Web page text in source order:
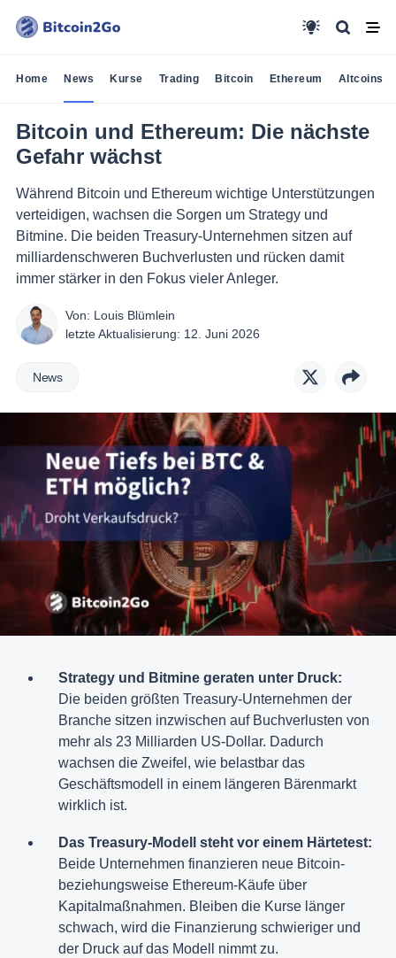
Home News Kurse Trading Bitcoin Ethereum Altcoins
Bitcoin und Ethereum: Die nächste
Gefahr wächst
Während Bitcoin und Ethereum wichtige Unterstützungen
verteidigen, wachsen die Sorgen um Strategy und
Bitmine. Die beiden Treasury-Unternehmen sitzen auf
milliardenschweren Buchverlusten und rücken damit
immer stärker in den Fokus vieler Anleger.
Von: Louis Blümlein
letzte Aktualisierung: 12. Juni 2026
News
Strategy und Bitmine geraten unter Druck:
Die beiden größten Treasury-Unternehmen der
Branche sitzen inzwischen auf Buchverlusten von
mehr als 23 Milliarden US-Dollar. Dadurch
wachsen die Zweifel, wie belastbar das
Geschäftsmodell in einem längeren Bärenmarkt
wirklich ist.
Das Treasury-Modell steht vor einem Härtetest:
Beide Unternehmen finanzieren neue Bitcoin-
beziehungsweise Ethereum-Käufe über
Kapitalmaßnahmen. Bleiben die Kurse länger
schwach, wird die Finanzierung schwieriger und
der Druck auf das Modell nimmt zu.